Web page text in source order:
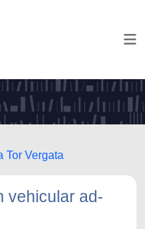
Tor Vergata
vehicular ad-